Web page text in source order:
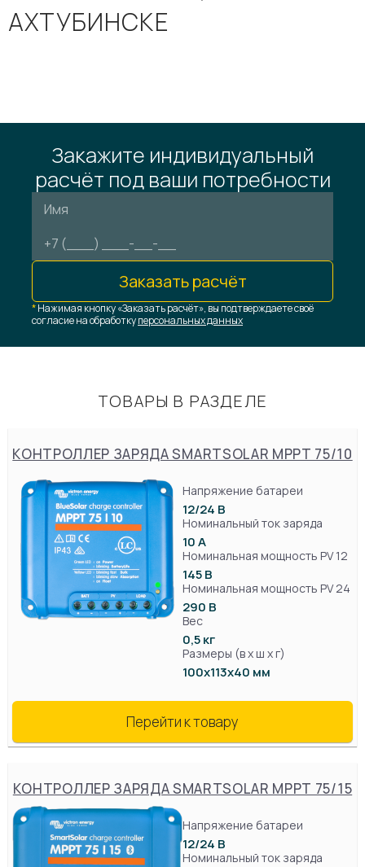
АХТУБИНСКЕ
Закажите индивидуальный
расчёт под ваши потребности
Заказать расчёт
*Нажимая кнопку «Заказать расчёт», вы подтверждаете своё
согласие на обработкуперсональных данных
ТОВАРЫ В РАЗДЕЛЕ
КОНТРОЛЛЕР ЗАРЯДА SMARTSOLAR MPPT 75/10
Напряжение батареи
12/24 В
Номинальный ток заряда
10 А
Номинальная мощность PV 12
145 В
Номинальная мощность PV 24
290 В
Вес
0,5 кг
Размеры (в х ш х г)
100х113х40 мм
Перейти к товару
КОНТРОЛЛЕР ЗАРЯДА SMARTSOLAR MPPT 75/15
Напряжение батареи
12/24 В
Номинальный ток заряда